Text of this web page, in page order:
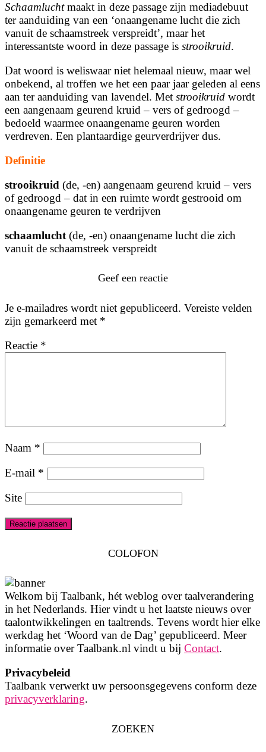
Schaamluchtmaakt in deze passage zijn mediadebuut
ter aanduiding van een ‘onaangename lucht die zich
vanuit de schaamstreek verspreidt’, maar het
interessantste woord in deze passage is strooikruid.
Dat woord is weliswaar niet helemaal nieuw, maar wel
onbekend, al troffen we het een paar jaar geleden al eens
aan ter aanduiding van lavendel. Met strooikruid wordt
een aangenaam geurend kruid – vers of gedroogd –
bedoeld waarmee onaangename geuren worden
verdreven. Een plantaardige geurverdrijver dus.
Definitie
strooikruid (de, -en) aangenaam geurend kruid – vers
of gedroogd – dat in een ruimte wordt gestrooid om
onaangename geuren te verdrijven
schaamlucht (de, -en) onaangename lucht die zich
vanuit de schaamstreek verspreidt
Geef een reactie
Je e-mailadres wordt niet gepubliceerd. Vereiste velden
zijn gemarkeerd met *
Reactie *
Naam *
E-mail *
Site
COLOFON
Welkom bij Taalbank, hét weblog over taalverandering
in het Nederlands. Hier vindt u het laatste nieuws over
taalontwikkelingen en taaltrends. Tevens wordt hier elke
werkdag het ‘Woord van de Dag’ gepubliceerd. Meer
informatie over Taalbank.nl vindt u bij Contact.
Privacybeleid
Taalbank verwerkt uw persoonsgegevens conform deze
privacyverklaring.
ZOEKEN